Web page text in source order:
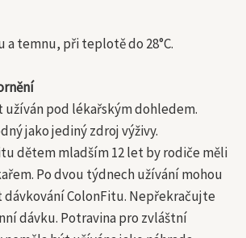
a temnu, při teplotě do 28°C.
pod lékařským dohledem.
jako jediný zdroj výživy.
dětem mladším 12 let by rodiče měli
Po dvou týdnech užívání mohou
ColonFitu. Nepřekračujte
dávku. Potravina pro zvláštní